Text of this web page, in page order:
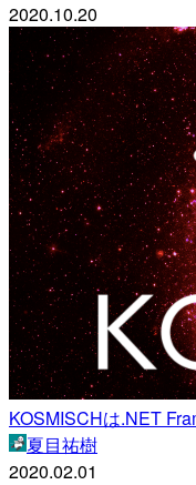
2020.10.20
KOSMISCHは.NET
夏目祐樹
2020.02.01